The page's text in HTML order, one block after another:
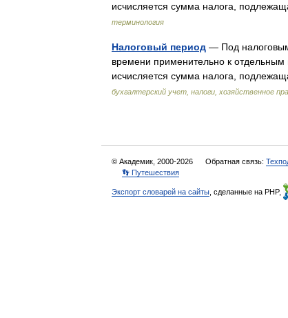
исчисляется сумма налога,
терминология
Налоговый период — Под
времени применительно к отдельным
исчисляется сумма налога,
бухгалтерский учет, налоги, хозяйственное
© Академик, 2000-2026 Обратная связь:
👣 Путешествия
Экспорт словарей на сайты , сделанные на PHP,